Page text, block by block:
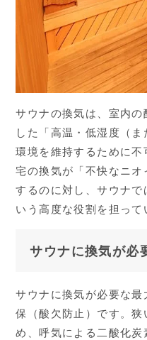
サウナの換気は、室内
した「高温・低湿度（
環境を維持するために
宅の換気が「不快なニ
するのに対し、サウナ
いう高度な役割を担って
サウナに換気が必
サウナに換気が必要な
保（酸欠防止）です。
め、呼気による二酸化